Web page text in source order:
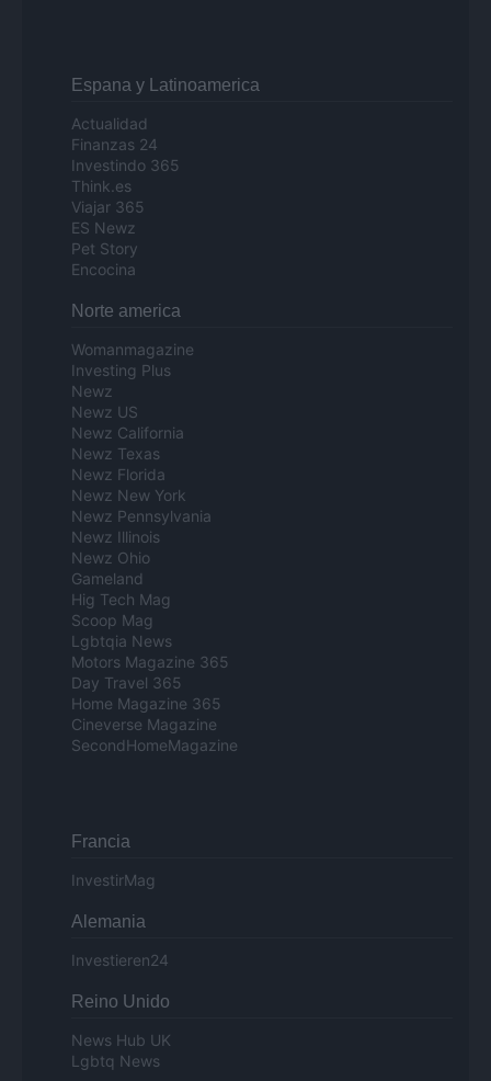
Espana y Latinoamerica
Actualidad
Finanzas 24
Investindo 365
Think.es
Viajar 365
ES Newz
Pet Story
Encocina
Norte america
Womanmagazine
Investing Plus
Newz
Newz US
Newz California
Newz Texas
Newz Florida
Newz New York
Newz Pennsylvania
Newz Illinois
Newz Ohio
Gameland
Hig Tech Mag
Scoop Mag
Lgbtqia News
Motors Magazine 365
Day Travel 365
Home Magazine 365
Cineverse Magazine
SecondHomeMagazine
Francia
InvestirMag
Alemania
Investieren24
Reino Unido
News Hub UK
Lgbtq News